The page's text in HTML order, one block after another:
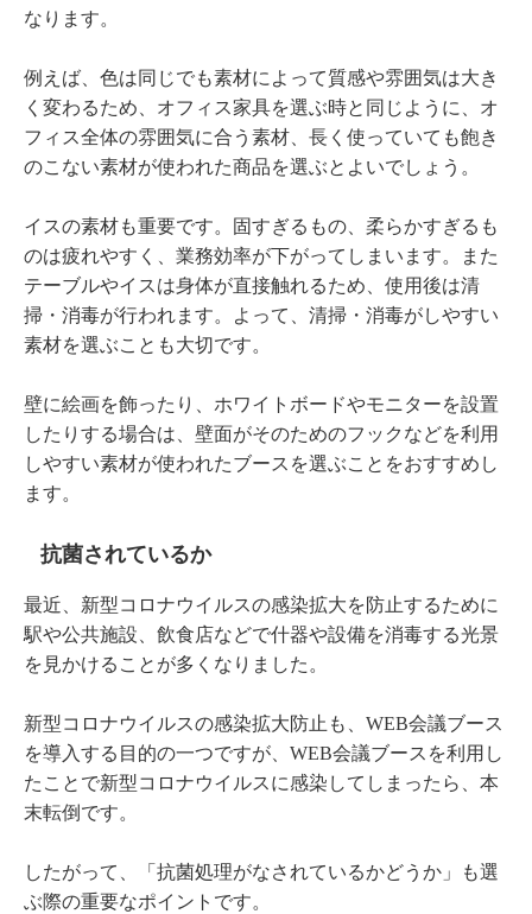
なります。
例えば、色は同じでも素材によって質感や雰囲気は大き
く変わるため、オフィス家具を選ぶ時と同じように、オ
フィス全体の雰囲気に合う素材、長く使っていても飽き
のこない素材が使われた商品を選ぶとよいでしょう。
イスの素材も重要です。固すぎるもの、柔らかすぎるも
のは疲れやすく、業務効率が下がってしまいます。また
テーブルやイスは身体が直接触れるため、使用後は清
掃・消毒が行われます。よって、清掃・消毒がしやすい
素材を選ぶことも大切です。
壁に絵画を飾ったり、ホワイトボードやモニターを設置
したりする場合は、壁面がそのためのフックなどを利用
しやすい素材が使われたブースを選ぶことをおすすめし
ます。
抗菌されているか
最近、新型コロナウイルスの感染拡大を防止するために
駅や公共施設、飲食店などで什器や設備を消毒する光景
を見かけることが多くなりました。
新型コロナウイルスの感染拡大防止も、WEB会議ブース
を導入する目的の一つですが、WEB会議ブースを利用し
たことで新型コロナウイルスに感染してしまったら、本
末転倒です。
したがって、「抗菌処理がなされているかどうか」も選
ぶ際の重要なポイントです。